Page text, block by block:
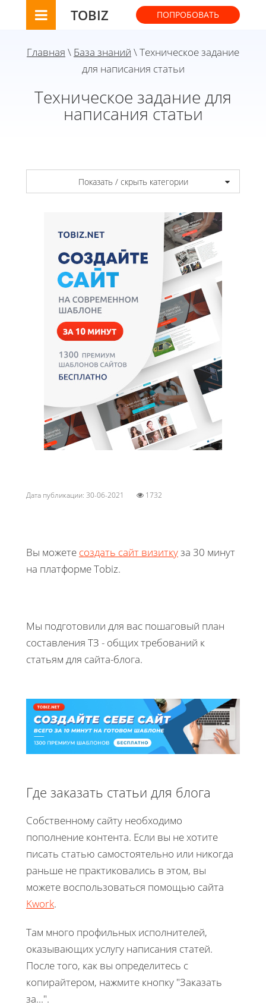
TOBIZ ПОПРОБОВАТЬ
Главная \ База знаний \ Техническое задание
для написания статьи
Техническое задание для
написания статьи
Показать / скрыть категории
Дата публикации: 30-06-2021 1732
Вы можете создать сайт визиткуза 30 минут
на платформе Tobiz.
Мы подготовили для вас пошаговый план
составления ТЗ - общих требований к
статьям для сайта-блога.
Где заказать статьи для блога
Собственному сайту необходимо
пополнение контента. Если вы не хотите
писать статью самостоятельно или никогда
раньше не практиковались в этом, вы
можете воспользоваться помощью сайта
Kwork.
Там много профильных исполнителей,
оказывающих услугу написания статей.
После того, как вы определитесь с
копирайтером, нажмите кнопку "Заказать
за...".